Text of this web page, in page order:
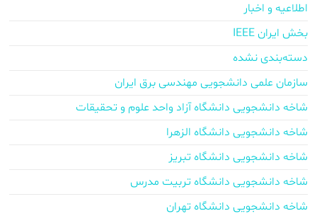
اطلاعیه و اخبار
بخش ایران IEEE
دسته‌بندی نشده
سازمان علمی دانشجویی مهندسی برق ایران
شاخه دانشجویی دانشگاه آزاد واحد علوم و تحقیقات
شاخه دانشجویی دانشگاه الزهرا
شاخه دانشجویی دانشگاه تبریز
شاخه دانشجویی دانشگاه تربیت مدرس
شاخه دانشجویی دانشگاه تهران